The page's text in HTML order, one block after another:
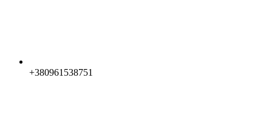
+380961538751